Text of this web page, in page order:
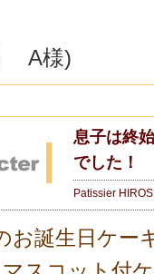
A様)
息子は終
でした！
Patissier
お誕生日ケー